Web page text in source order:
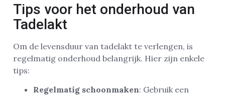
Tips voor het onderhoud van
Tadelakt
Om de levensduur van tadelakt te verlengen, is
regelmatig onderhoud belangrijk. Hier zijn enkele
tips:
Regelmatig schoonmaken: Gebruik een